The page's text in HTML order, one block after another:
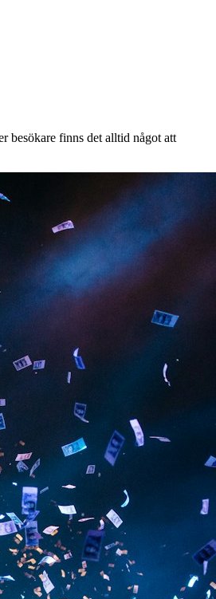
besökare finns det alltid något att